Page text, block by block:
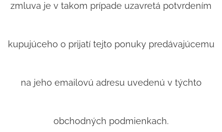
zmluva je v takom prípade uzavretá potvrdením
kupujúceho o prijatí tejto ponuky predávajúcemu
na jeho emailovú adresu uvedenú v týchto
obchodných podmienkach.